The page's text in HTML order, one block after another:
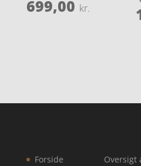
Vurderet
4
699,00 kr.
Forside
Oversigt